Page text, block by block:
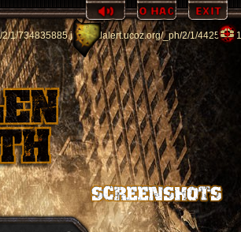
1/734835885.jpg//redalert.ucoz.org/_ph/2/1/